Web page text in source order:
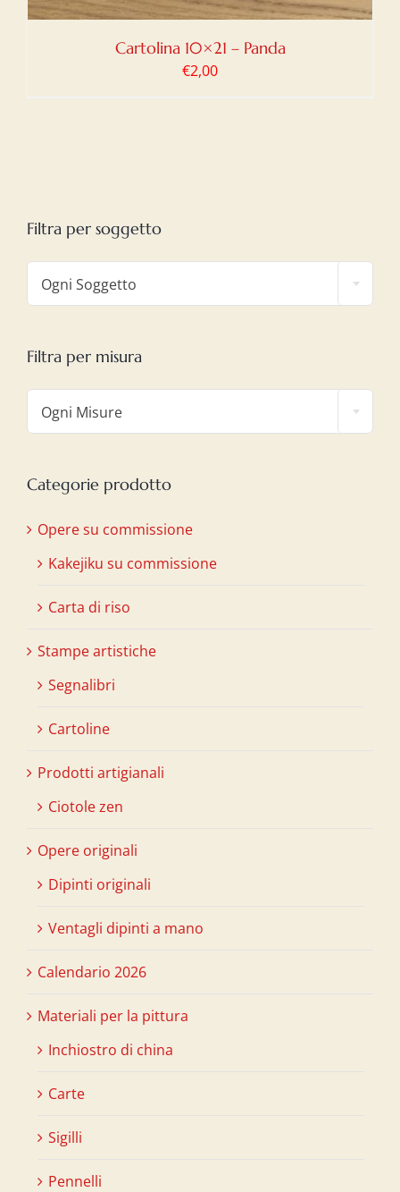
Cartolina 10×21 – Panda
€2,00
Filtra per soggetto
Ogni Soggetto
Filtra per misura
Ogni Misure
Categorie prodotto
Opere su commissione
Kakejiku su commissione
Carta di riso
Stampe artistiche
Segnalibri
Cartoline
Prodotti artigianali
Ciotole zen
Opere originali
Dipinti originali
Ventagli dipinti a mano
Calendario 2026
Materiali per la pittura
Inchiostro di china
Carte
Sigilli
Pennelli